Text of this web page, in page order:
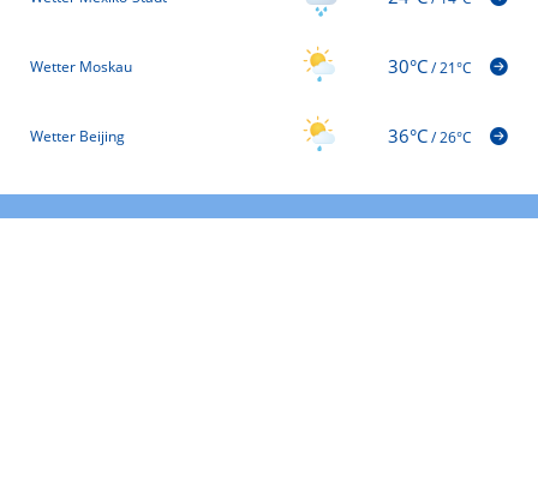
Wetter Moskau 30°C/21°C
Wetter Beijing 36°C/26°C